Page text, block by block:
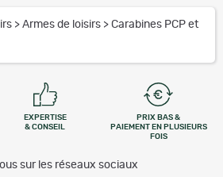
> Armes de loisirs > Carabines PCP et
EXPERTISE
& CONSEIL
PRIX BAS &
PAIEMENT EN PLUSIEURS
FOIS
sur les réseaux sociaux